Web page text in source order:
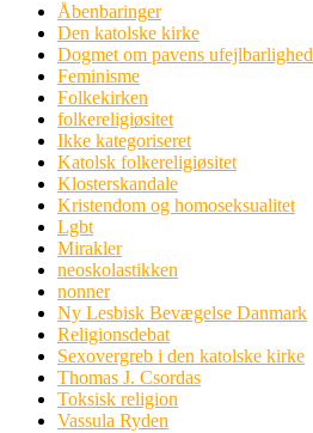
Åbenbaringer
Den katolske kirke
Dogmet om pavens ufejlbarlighed
Feminisme
Folkekirken
folkereligiøsitet
Ikke kategoriseret
Katolsk folkereligiøsitet
Klosterskandale
Kristendom og homoseksualitet
Lgbt
Mirakler
neoskolastikken
nonner
Ny Lesbisk Bevægelse Danmark
Religionsdebat
Sexovergreb i den katolske kirke
Thomas J. Csordas
Toksisk religion
Vassula Ryden